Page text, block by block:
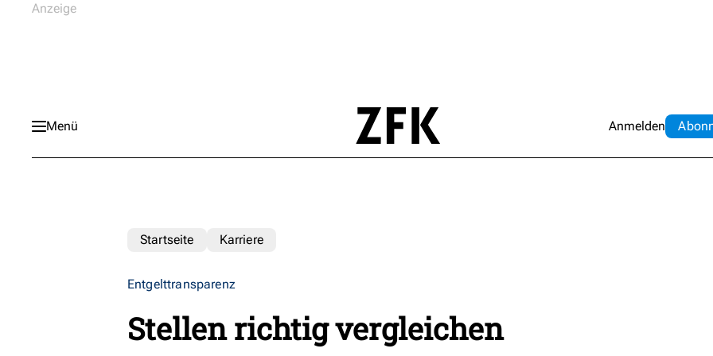
Menü Anmelden Abo
Startseite Karriere
Entgelttransparenz
Stellen richtig vergleichen